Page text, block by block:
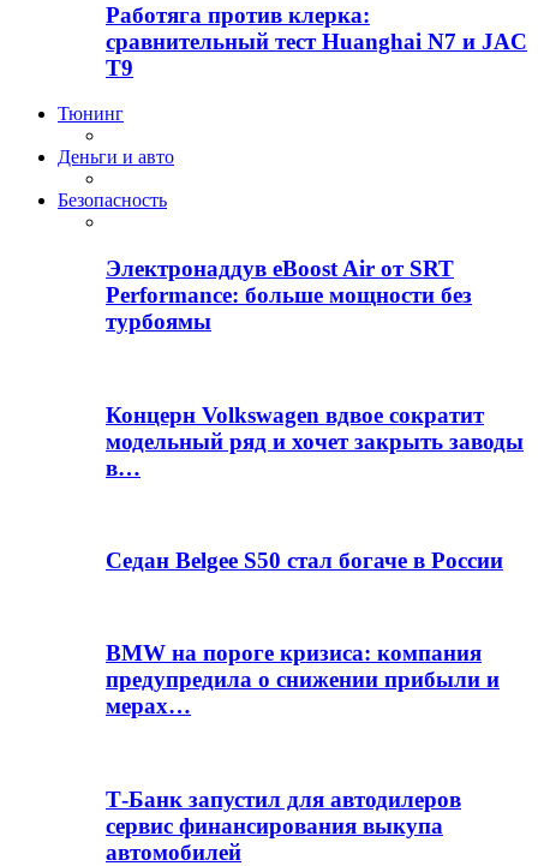
Работяга против клерка:
сравнительный тест Huanghai N7 и JAC
T9
Тюнинг
Деньги и авто
Безопасность
Электронаддув eBoost Air от SRT
Performance: больше мощности без
турбоямы
Концерн Volkswagen вдвое сократит
модельный ряд и хочет закрыть заводы
в…
Седан Belgee S50 стал богаче в России
BMW на пороге кризиса: компания
предупредила о снижении прибыли и
мерах…
Т-Банк запустил для автодилеров
сервис финансирования выкупа
автомобилей